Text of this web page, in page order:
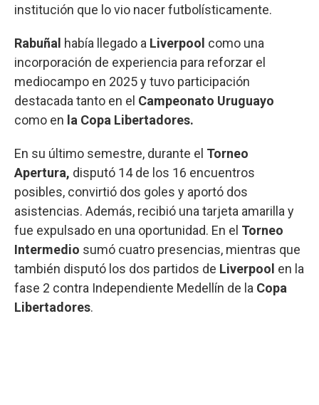
institución que lo vio nacer futbolísticamente.
Rabuñal había llegado a Liverpool como una
incorporación de experiencia para reforzar el
mediocampo en 2025 y tuvo participación
destacada tanto en el Campeonato Uruguayo
como en la Copa Libertadores.
En su último semestre, durante el Torneo
Apertura, disputó 14 de los 16 encuentros
posibles, convirtió dos goles y aportó dos
asistencias. Además, recibió una tarjeta amarilla y
fue expulsado en una oportunidad. En el Torneo
Intermedio sumó cuatro presencias, mientras que
también disputó los dos partidos de Liverpool en la
fase 2 contra Independiente Medellín de la Copa
Libertadores.